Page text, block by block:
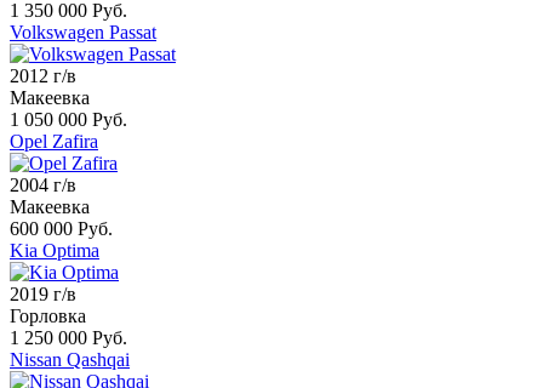
1 350 000 Руб.
Volkswagen Passat
2012 г/в
Макеевка
1 050 000 Руб.
Opel Zafira
2004 г/в
Макеевка
600 000 Руб.
Kia Optima
2019 г/в
Горловка
1 250 000 Руб.
Nissan Qashqai